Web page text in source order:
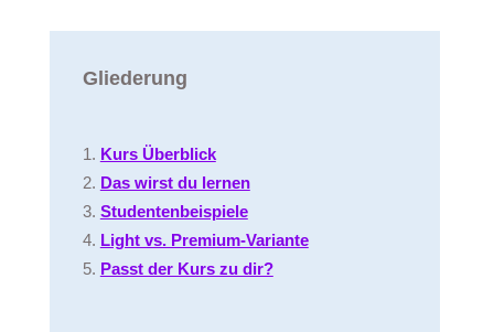
Gliederung
Kurs Überblick
Das wirst du lernen
Studentenbeispiele
Light vs. Premium-Variante
Passt der Kurs zu dir?